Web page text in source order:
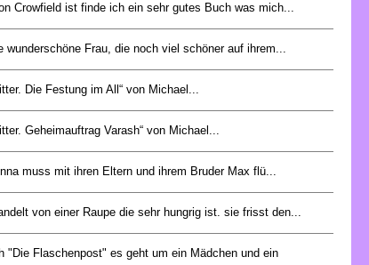
Crowfield ist finde ich ein sehr gutes Buch was mich...
wunderschöne Frau, die noch viel schöner auf ihrem...
Die Festung im All“ von Michael...
Geheimauftrag Varash“ von Michael...
muss mit ihren Eltern und ihrem Bruder Max flü...
von einer Raupe die sehr hungrig ist. sie frisst den...
"Die Flaschenpost" es geht um ein Mädchen und ein